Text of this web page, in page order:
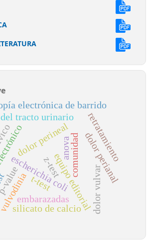
equipo editorial
tracto urinario
comunidad
escherichia coli
dolor perineal
dolor vulvar
dolor perianal
retratamiento
silicato de calcio
electrónica de barrido
z-test
t-test
anova
embarazadas